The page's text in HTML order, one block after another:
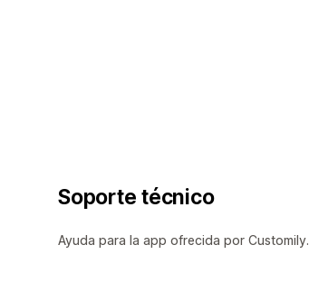
Soporte técnico
Ayuda para la app ofrecida por Customily.